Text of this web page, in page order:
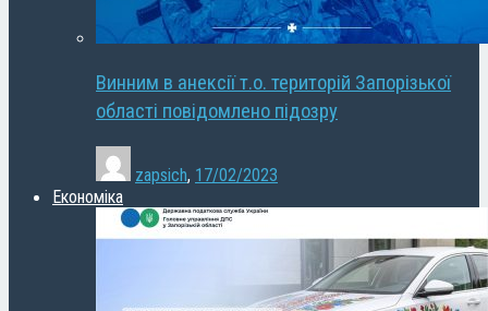
Винним в анексії т.о. територій Запорізької
області повідомлено підозру
zapsich, 17/02/2023
Економіка